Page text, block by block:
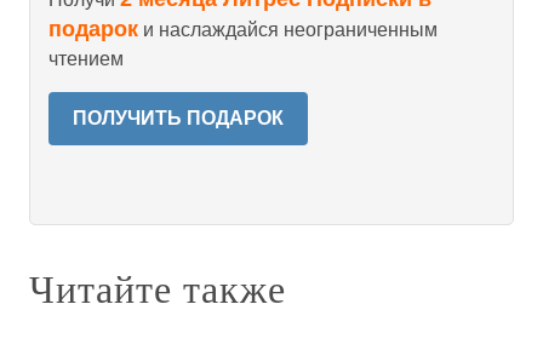
подарок и наслаждайся неограниченным
чтением
ПОЛУЧИТЬ ПОДАРОК
Читайте также